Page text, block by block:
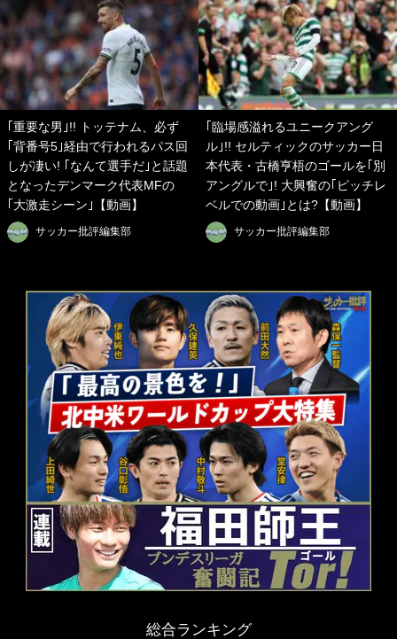
｢重要な男｣!! トッテナム、必ず
｢背番号5｣経由で行われるパス回
しが凄い! ｢なんて選手だ｣と話題
となったデンマーク代表MFの
｢大激走シーン｣【動画】
サッカー批評編集部
｢臨場感溢れるユニークアング
ル｣!! セルティックのサッカー日
本代表・古橋亨梧のゴールを｢別
アングルで｣! 大興奮の｢ピッチレ
ベルでの動画｣とは?【動画】
サッカー批評編集部
総合ランキング